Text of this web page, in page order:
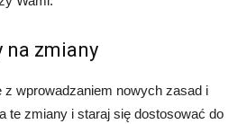
na zmiany
wprowadzaniem nowych zasad i
te zmiany i staraj się dostosować do